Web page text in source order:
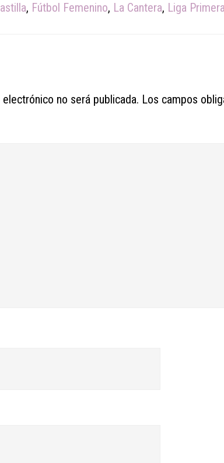
, Fútbol Femenino, La Cantera, Liga
no será publicada. Los campos